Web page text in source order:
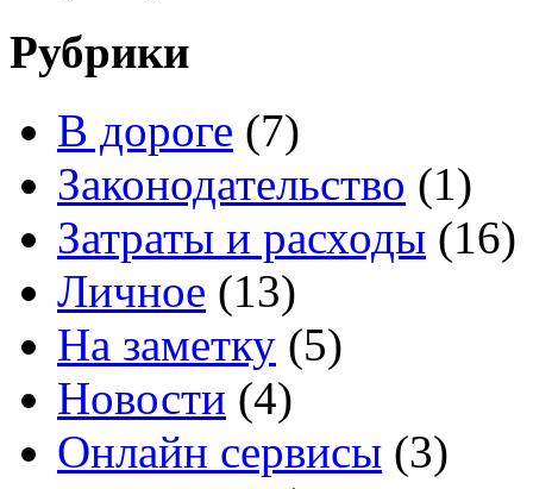
Рубрики
В дороге (7)
Законодательство (1)
Затраты и расходы (16)
Личное (13)
На заметку (5)
Новости (4)
Онлайн сервисы (3)